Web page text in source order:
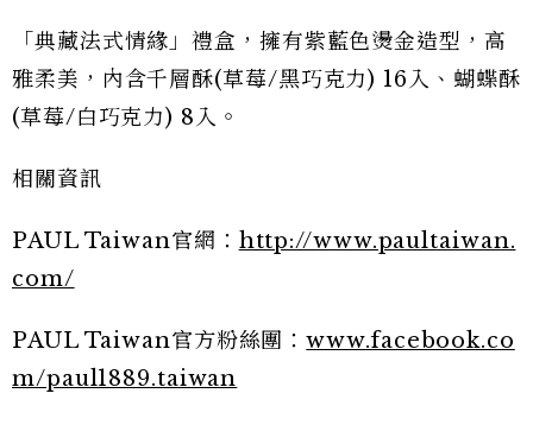
「典藏法式情緣」禮盒，擁有紫藍色燙金造型，高
雅柔美，內含千層酥(草莓/黑巧克力) 16入、蝴蝶酥
(草莓/白巧克力) 8入。
相關資訊
PAUL Taiwan官網： http://www.paultaiwan.
com/
PAUL Taiwan官方粉絲團：www.facebook.co
m/paul1889.taiwan